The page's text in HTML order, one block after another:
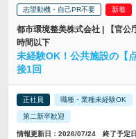
志望動機・自己PR不要
都市環境整美株式会社 | 【官
時間以下
未経験OK！公共施設の
接1回
正社員 職種・業種未経験OK
第二新卒歓迎
情報更新日：2026/07/24 終了予定